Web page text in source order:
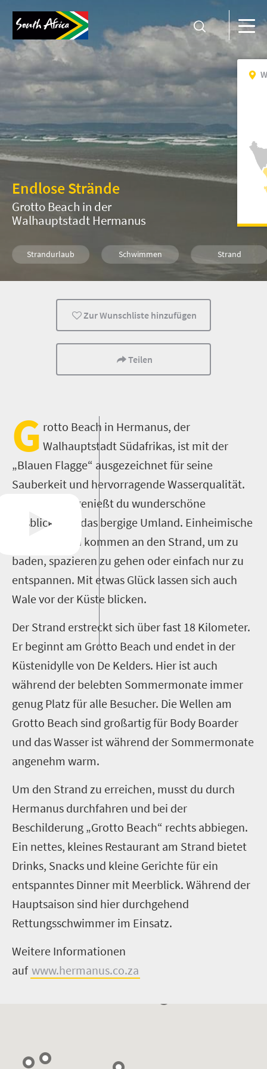
Endlose Strände
Grotto Beach in der
Walhauptstadt Hermanus
Strandurlaub Schwimmen Strand
Top 13 Strände Beliebt
Zur Wunschliste hinzufügen
Teilen
G rotto Beach in Hermanus, der
Walhauptstadt Südafrikas, ist mit der
„Blauen Flagge“ ausgezeichnet für seine
Sauberkeit und hervorragende Wasserqualität.
Von hier aus genießt du wunderschöne
Ausblicke auf das bergige Umland. Einheimische
und Touristen kommen an den Strand, um zu
baden, spazieren zu gehen oder einfach nur zu
entspannen. Mit etwas Glück lassen sich auch
Wale vor der Küste blicken.
Der Strand erstreckt sich über fast 18 Kilometer.
Er beginnt am Grotto Beach und endet in der
Küstenidylle von De Kelders. Hier ist auch
während der belebten Sommermonate immer
genug Platz für alle Besucher. Die Wellen am
Grotto Beach sind großartig für Body Boarder
und das Wasser ist während der Sommermonate
angenehm warm.
Um den Strand zu erreichen, musst du durch
Hermanus durchfahren und bei der
Beschilderung „Grotto Beach“ rechts abbiegen.
Ein nettes, kleines Restaurant am Strand bietet
Drinks, Snacks und kleine Gerichte für ein
entspanntes Dinner mit Meerblick. Während der
Hauptsaison sind hier durchgehend
Rettungsschwimmer im Einsatz.
Weitere Informationen
auf www.hermanus.co.za